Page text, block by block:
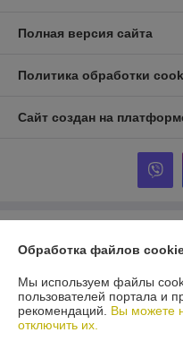
Полная версия сайта
Политика обработки
Сайт создан на
предприятие «Сварим Металл»
246029, г.Гомель, пр.Октября
Регистрационный номер ЕГР:
Обработка файлов
Мы используем файлы
пользователей портала и
рекомендаций. Вы можете
отключить их.